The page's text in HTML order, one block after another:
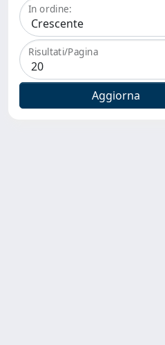
In ordine:
Risultati/Pagina